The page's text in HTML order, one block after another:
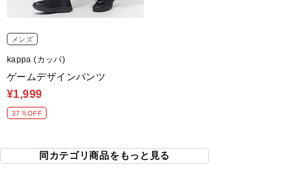
メンズ
kappa (カッパ)
ゲームデザインパンツ
¥1,999
37％OFF
同カテゴリ商品をもっと見る